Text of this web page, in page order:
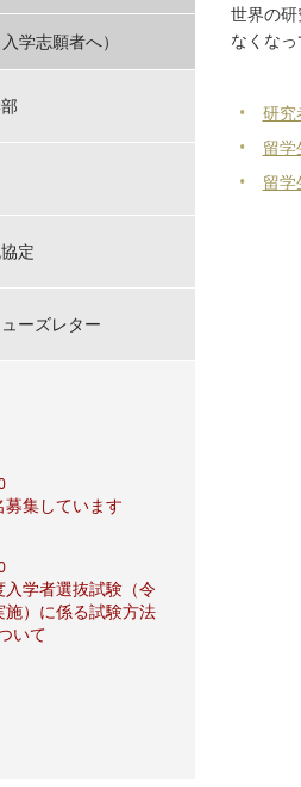
世界の
なくな
研究
留学
留学
学志願者へ）
定
ーズレター
募集しています
入学者選抜試験（令
施）に係る試験方法
いて